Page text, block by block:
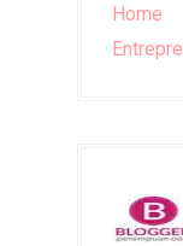
Home